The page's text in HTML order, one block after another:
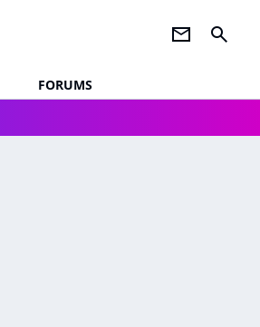
newsletter search
FORUMS